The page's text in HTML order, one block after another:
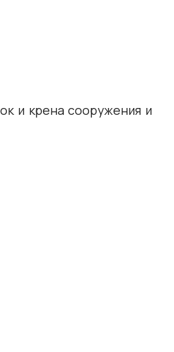
и крена сооружения и